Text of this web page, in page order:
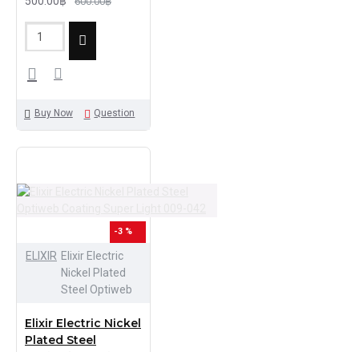
Buy Now Question
-3 %
ELIXIR Elixir Electric
Nickel Plated
Steel Optiweb
Elixir Electric Nickel
Plated Steel